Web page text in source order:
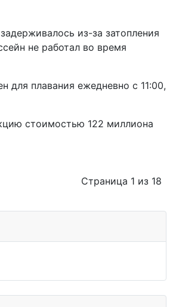
из-за затопления
не работал во время
для плавания ежедневно с 11:00,
стоимостью 122 миллиона
Страница 1 из 18